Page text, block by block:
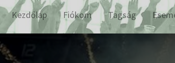
Kezdőlap Fiókom Tagság